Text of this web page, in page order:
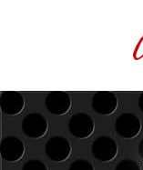
キ
プ